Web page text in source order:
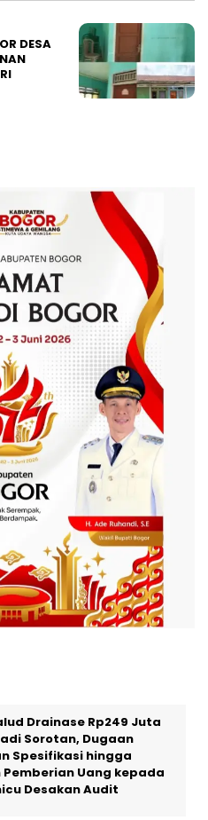
DESA
Drainase Rp249 Juta
Sorotan, Dugaan
Spesifikasi hingga
Pemberian Uang kepada
Desakan Audit